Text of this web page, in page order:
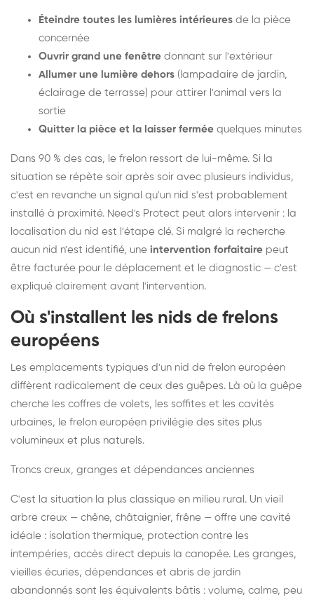
Éteindre toutes les lumières intérieures de la pièce
concernée
Ouvrir grand une fenêtre donnant sur l'extérieur
Allumer une lumière dehors (lampadaire de jardin,
éclairage de terrasse) pour attirer l'animal vers la
sortie
Quitter la pièce et la laisser fermée quelques minutes
Dans 90 % des cas, le frelon ressort de lui-même. Si la
situation se répète soir après soir avec plusieurs individus,
c'est en revanche un signal qu'un nid s'est probablement
installé à proximité. Need's Protect peut alors intervenir : la
localisation du nid est l'étape clé. Si malgré la recherche
aucun nid n'est identifié, une intervention forfaitaire peut
être facturée pour le déplacement et le diagnostic — c'est
expliqué clairement avant l'intervention.
Où s'installent les nids de frelons
européens
Les emplacements typiques d'un nid de frelon européen
diffèrent radicalement de ceux des guêpes. Là où la guêpe
cherche les coffres de volets, les soffites et les cavités
urbaines, le frelon européen privilégie des sites plus
volumineux et plus naturels.
Troncs creux, granges et dépendances anciennes
C'est la situation la plus classique en milieu rural. Un vieil
arbre creux — chêne, châtaignier, frêne — offre une cavité
idéale : isolation thermique, protection contre les
intempéries, accès direct depuis la canopée. Les granges,
vieilles écuries, dépendances et abris de jardin
abandonnés sont les équivalents bâtis : volume, calme, peu